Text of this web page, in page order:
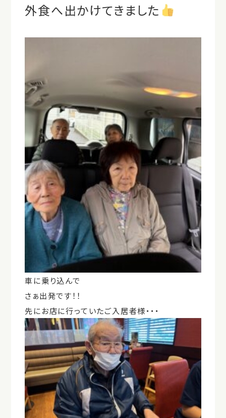
外食へ出かけてきました
車に乗り込んで
さぁ出発です！！
先にお店に行っていたご入居者様・・・